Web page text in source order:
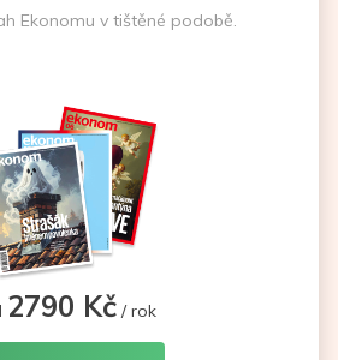
Ekonomu v tištěné podobě.
2790 Kč / rok